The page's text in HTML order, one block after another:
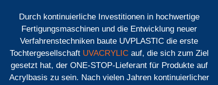
Durch kontinuierliche Investitionen in hochwertige
Fertigungsmaschinen und die Entwicklung neuer
Verfahrenstechniken baute UVPLASTIC die erste
Tochtergesellschaft UVACRYLICauf, die sich zum Ziel
gesetzt hat, der ONE-STOP-Lieferant für Produkte auf
Acrylbasis zu sein. Nach vielen Jahren kontinuierlicher